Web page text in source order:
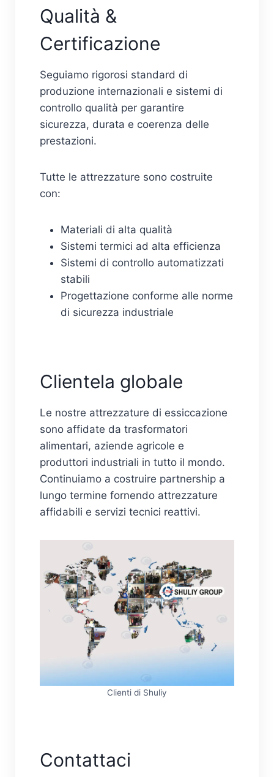
Qualità &
Certificazione
Seguiamo rigorosi standard di
produzione internazionali e sistemi di
controllo qualità per garantire
sicurezza, durata e coerenza delle
prestazioni.
Tutte le attrezzature sono costruite
con:
Materiali di alta qualità
Sistemi termici ad alta efficienza
Sistemi di controllo automatizzati
stabili
Progettazione conforme alle norme
di sicurezza industriale
Clientela globale
Le nostre attrezzature di essiccazione
sono affidate da trasformatori
alimentari, aziende agricole e
produttori industriali in tutto il mondo.
Continuiamo a costruire partnership a
lungo termine fornendo attrezzature
affidabili e servizi tecnici reattivi.
Clienti di Shuliy
Contattaci